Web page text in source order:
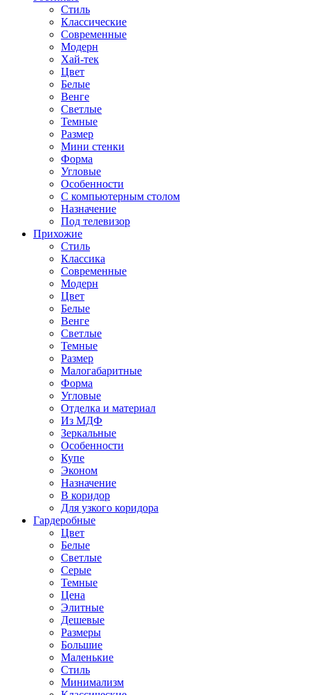
Стиль
Классические
Современные
Модерн
Хай-тек
Цвет
Белые
Венге
Светлые
Темные
Размер
Мини стенки
Форма
Угловые
Особенности
С компьютерным столом
Назначение
Под телевизор
Прихожие
Стиль
Классика
Современные
Модерн
Цвет
Белые
Венге
Светлые
Темные
Размер
Малогабаритные
Форма
Угловые
Отделка и материал
Из МДФ
Зеркальные
Особенности
Купе
Эконом
Назначение
В коридор
Для узкого коридора
Гардеробные
Цвет
Белые
Светлые
Серые
Темные
Цена
Элитные
Дешевые
Размеры
Большие
Маленькие
Стиль
Минимализм